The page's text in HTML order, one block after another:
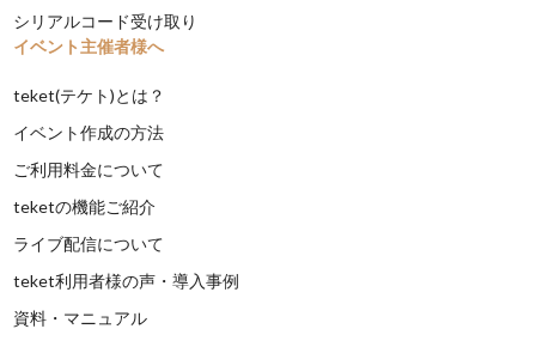
シリアルコード受け取り
イベント主催者様へ
teket(テケト)とは？
イベント作成の方法
ご利用料金について
teketの機能ご紹介
ライブ配信について
teket利用者様の声・導入事例
資料・マニュアル